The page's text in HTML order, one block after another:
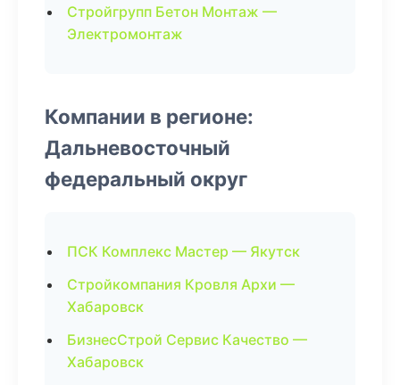
Стройгрупп Бетон Монтаж —
Электромонтаж
Компании в регионе:
Дальневосточный
федеральный округ
ПСК Комплекс Мастер — Якутск
Стройкомпания Кровля Архи —
Хабаровск
БизнесСтрой Сервис Качество —
Хабаровск